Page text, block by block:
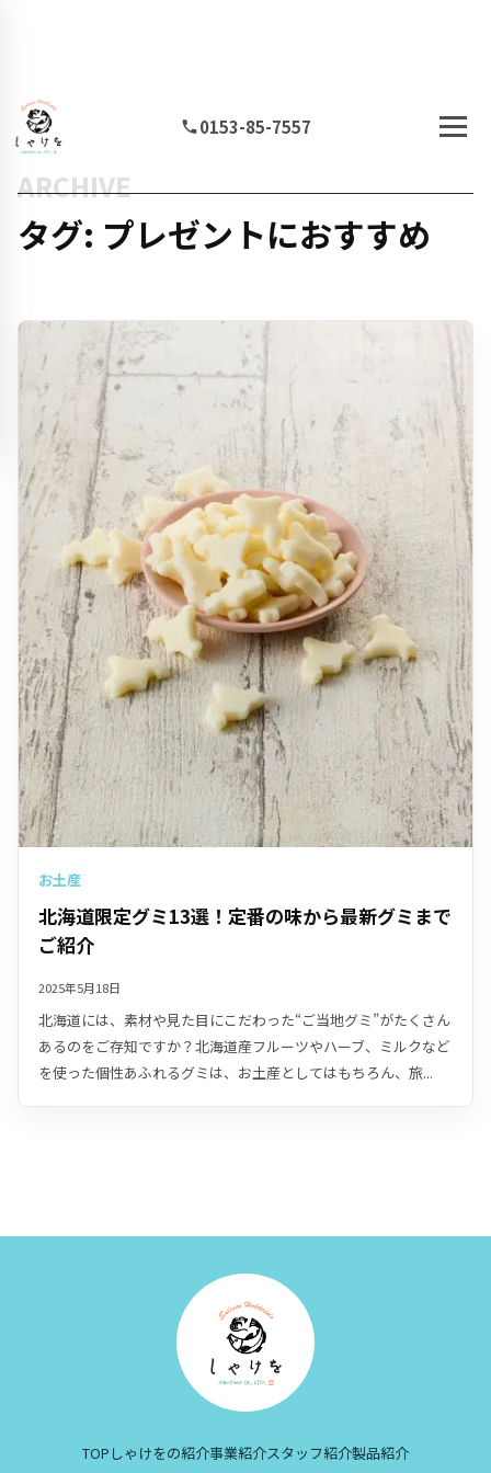
0153-85-7557
ARCHIVE
タグ: プレゼントにおすすめ
お土産
北海道限定グミ13選！定番の味から最新グミまで
ご紹介
2025年5月18日
北海道には、素材や見た目にこだわった“ご当地グミ”がたくさん
あるのをご存知ですか？北海道産フルーツやハーブ、ミルクなど
を使った個性あふれるグミは、お土産としてはもちろん、旅...
TOP しゃけをの紹介事業紹介スタッフ紹介製品紹介